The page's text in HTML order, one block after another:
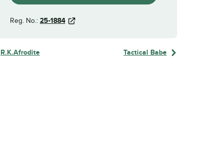
Reg. No.: 25-1884
R.K.Afrodite Tactical Babe